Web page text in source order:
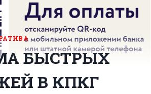
БЫСТРЫХ
В КПКГ